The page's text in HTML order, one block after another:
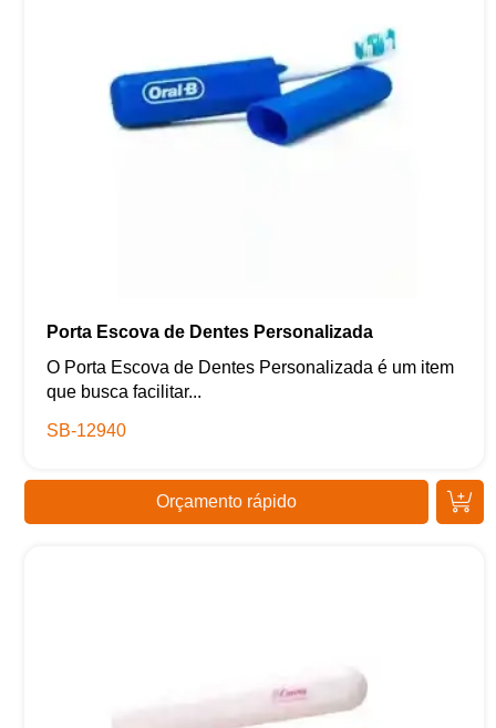
Porta Escova de Dentes Personalizada
O Porta Escova de Dentes Personalizada é um item
que busca facilitar...
SB-12940
Orçamento rápido